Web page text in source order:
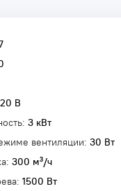
В
3 кВт
вентиляции: 30 Вт
300 м³/ч
1500 Вт